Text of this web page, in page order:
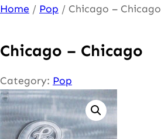
Ga
de
inhoud
Home / Pop / Chicago – Chicago
Chicago – Chicago
Category: Pop